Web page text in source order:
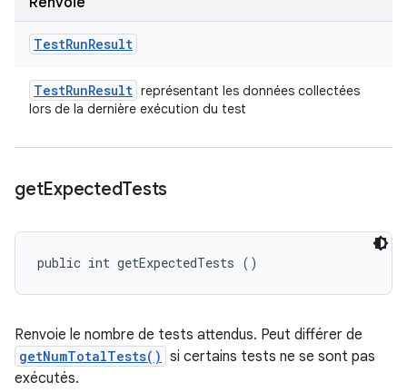
TestRunResult
TestRunResult représentant les données collectées
lors de la dernière exécution du test
getExpectedTests
public int getExpectedTests ()
Renvoie le nombre de tests attendus. Peut différer de
getNumTotalTests() si certains tests ne se sont pas
exécutés.